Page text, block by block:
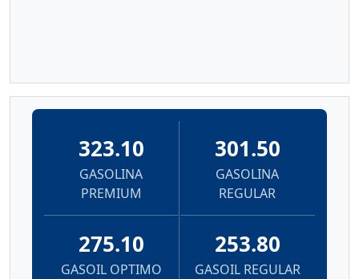
323.10
GASOLINA
PREMIUM
301.50
GASOLINA
REGULAR
275.10
GASOIL OPTIMO
253.80
GASOIL REGULAR